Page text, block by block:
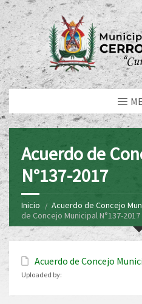
Acuerdo de
N°137-2017
Inicio Acuerdo de Concejo
de Concejo Municipal N°137-2017
Acuerdo de Concejo
Uploaded by: